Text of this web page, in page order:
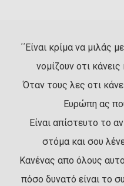
΄΄Είναι κρίμα να μιλάς
νομίζουν οτι
Όταν τους λες οτι
Ευρώπη ας
Είναι απίστευτο το
στόμα και σου
Κανένας απο όλους
πόσο δυνατό είναι το